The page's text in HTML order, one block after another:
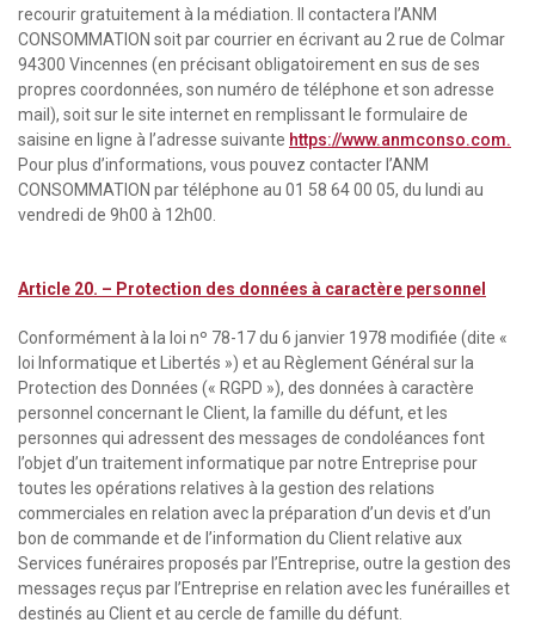
recourir gratuitement à la médiation. Il contactera l’ANM
CONSOMMATION soit par courrier en écrivant au 2 rue de Colmar
94300 Vincennes (en précisant obligatoirement en sus de ses
propres coordonnées, son numéro de téléphone et son adresse
mail), soit sur le site internet en remplissant le formulaire de
saisine en ligne à l’adresse suivante https://www.anmconso.com.
Pour plus d’informations, vous pouvez contacter l’ANM
CONSOMMATION par téléphone au 01 58 64 00 05, du lundi au
vendredi de 9h00 à 12h00.
Article 20. – Protection des données à caractère personnel
Conformément à la loi nº 78-17 du 6 janvier 1978 modifiée (dite «
loi Informatique et Libertés ») et au Règlement Général sur la
Protection des Données (« RGPD »), des données à caractère
personnel concernant le Client, la famille du défunt, et les
personnes qui adressent des messages de condoléances font
l’objet d’un traitement informatique par notre Entreprise pour
toutes les opérations relatives à la gestion des relations
commerciales en relation avec la préparation d’un devis et d’un
bon de commande et de l’information du Client relative aux
Services funéraires proposés par l’Entreprise, outre la gestion des
messages reçus par l’Entreprise en relation avec les funérailles et
destinés au Client et au cercle de famille du défunt.